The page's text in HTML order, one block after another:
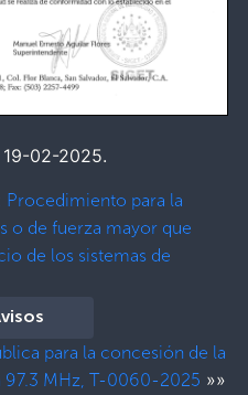
02-2025.
para la
o de fuerza mayor que
de los sistemas de
para la concesión de la
97.3 MHz, T-0060-2025 »»